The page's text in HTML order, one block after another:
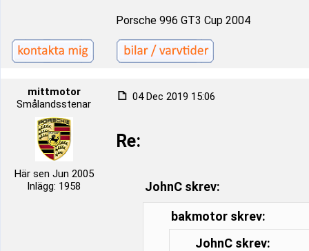
Porsche 996 GT3 Cup 2004
mittmotor
Smålandsstenar
Här sen Jun 2005
Inlägg: 1958
04 Dec 2019 15:06
Re:
JohnC skrev:
bakmotor skrev:
JohnC skrev: